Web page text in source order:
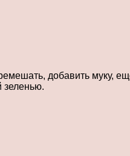
добавить муку,
зеленью.